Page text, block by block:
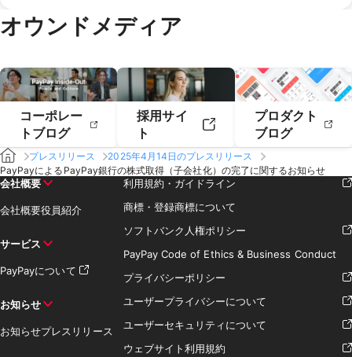
2019年2月
2019年1月
オウンドメディア
コーポレー
トブログ
採用サイ
ト
プロダクト
ブログ
プレスリリース
2025年4月14日のプレスリリース
PayPayによるPayPay銀行の株式取得（子会社化）の完了に関するお知らせ
会社概要
会社概要役員紹介
サービス
PayPayについて
お知らせ
お知らせプレスリリース
利用規約・ガイドライン
商標・登録商標について
ソフトバンク人権ポリシー
PayPay Code of Ethics & Business Conduct
プライバシーポリシー
ユーザープライバシーについて
ユーザーセキュリティについて
ウェブサイト利用規約